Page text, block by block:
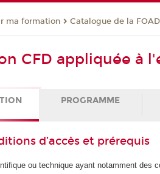
ma formation Catalogue de la FOAD
CFD appliquée à
PROGRAMME
d’accès et prérequis
ou technique ayant notamment des